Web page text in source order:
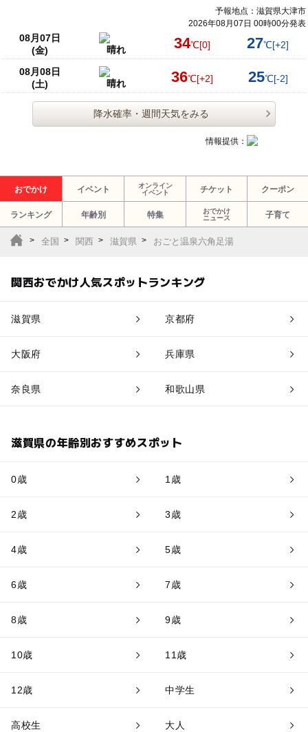
予報地点：滋賀県大津市
2026年08月07日 00時00分発表
08月07日
(金)
晴れ 34℃[0] 27℃[+2]
08月08日
(土)
晴れ 36℃[+2] 25℃[-2]
降水確率・週間天気をみる
情報提供：
おでかけ イベント
オンライン
イベント
チケット クーポン
ランキング 年齢別 特集
おでかけ
ニュース
子育て
全国 関西 滋賀県 おごと温泉六角足湯
関西おでかけ人気スポットランキング
滋賀県 京都府
大阪府 兵庫県
奈良県 和歌山県
滋賀県の年齢別おすすめスポット
0歳 1歳
2歳 3歳
4歳 5歳
6歳 7歳
8歳 9歳
10歳 11歳
12歳 中学生
高校生 大人